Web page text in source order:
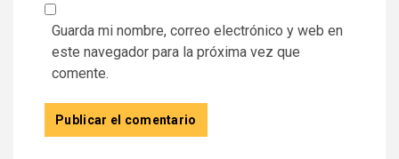
Guarda mi nombre, correo electrónico y web en
este navegador para la próxima vez que
comente.